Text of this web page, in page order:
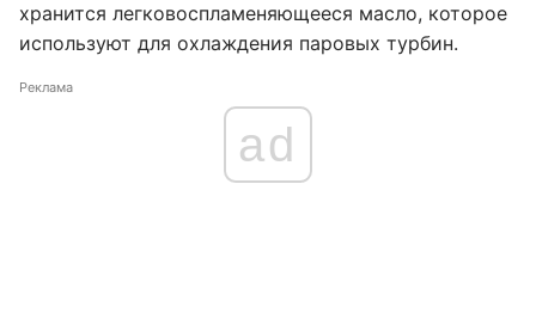
хранится легковоспламеняющееся масло, которое
используют для охлаждения паровых турбин.
Реклама
ad